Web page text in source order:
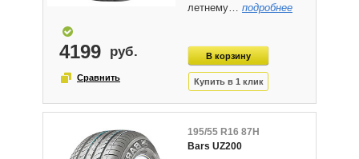
летнему… подробнее
4199
195/55 R16 87H
Bars UZ200